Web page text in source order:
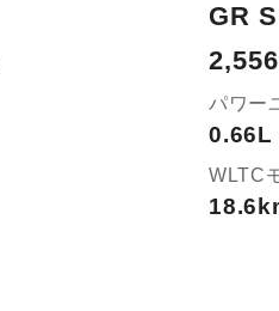
GR
パワー
0.66L
WLTC